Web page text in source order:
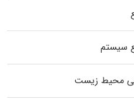
سیستم
محیط زیست